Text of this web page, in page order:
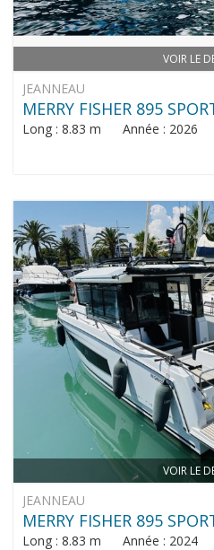
VOIR LE
JEANNEAU
MERRY FISHER 895
Long : 8.83 m Année : 2026
VOIR LE
JEANNEAU
MERRY FISHER 895
Long : 8.83 m Année : 2024